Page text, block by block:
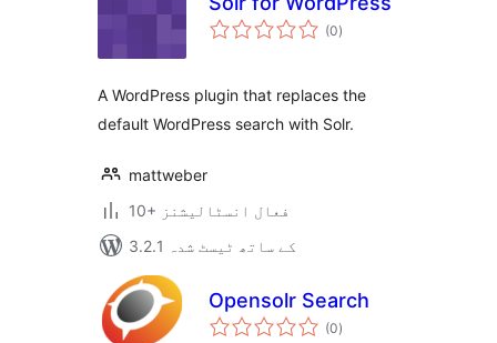
(0مجموعی
درجہ
)
A WordPress plugin that replaces the
default WordPress search with Solr.
mattweber
10+ فعال انسٹالیشنز
3.2.1 کے ساتھ ٹیسٹ شدہ
Opensolr Search
(0مجموعی
درجہ
)